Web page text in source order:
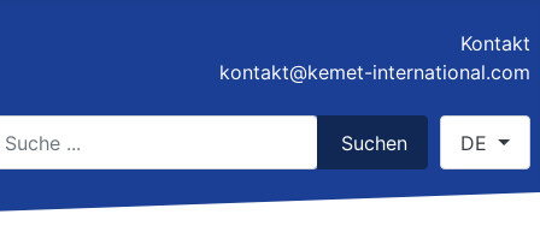
Kontakt
kontakt@kemet-international.com
Suchen DE